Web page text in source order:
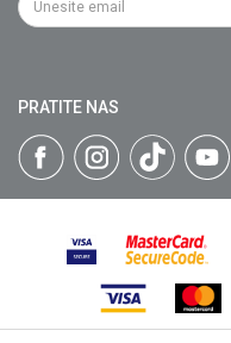
Matični broj: 07593252
Katalozi
Isporuka
Plaćanje karticama
Web kredit Raiffeisen banke
Pravo na odustajanje
Povraćaj sredstava
Zamena artikala
PRATITE NAS